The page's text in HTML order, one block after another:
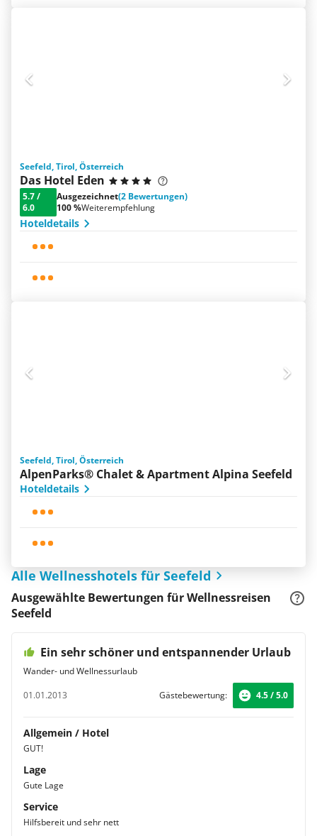
Seefeld, Tirol, Österreich
Das Hotel Eden
5.7/
6.0
Ausgezeichnet(2 Bewertungen)
100 %Weiterempfehlung
Hoteldetails
Seefeld, Tirol, Österreich
AlpenParks® Chalet & Apartment Alpina Seefeld
Hoteldetails
Alle Wellnesshotels für Seefeld
Ausgewählte Bewertungen für Wellnessreisen
Seefeld
Ein sehr schöner und entspannender Urlaub
Wander- und Wellnessurlaub
01.01.2013
Gästebewertung: 4.5 / 5.0
Allgemein / Hotel
GUT!
Lage
Gute Lage
Service
Hilfsbereit und sehr nett